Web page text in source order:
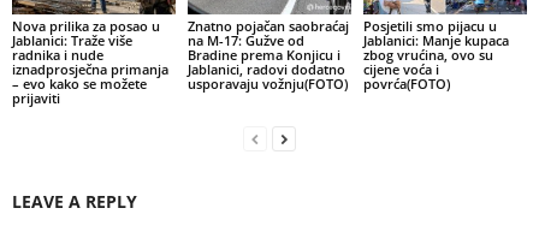
Nova prilika za posao u
Jablanici: Traže više
radnika i nude
iznadprosječna primanja
– evo kako se možete
prijaviti
Znatno pojačan saobraćaj
na M-17: Gužve od
Bradine prema Konjicu i
Jablanici, radovi dodatno
usporavaju vožnju(FOTO)
Posjetili smo pijacu u
Jablanici: Manje kupaca
zbog vrućina, ovo su
cijene voća i
povrća(FOTO)
LEAVE A REPLY